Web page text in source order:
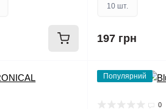
10 шт.
197 грн
Популярний
0